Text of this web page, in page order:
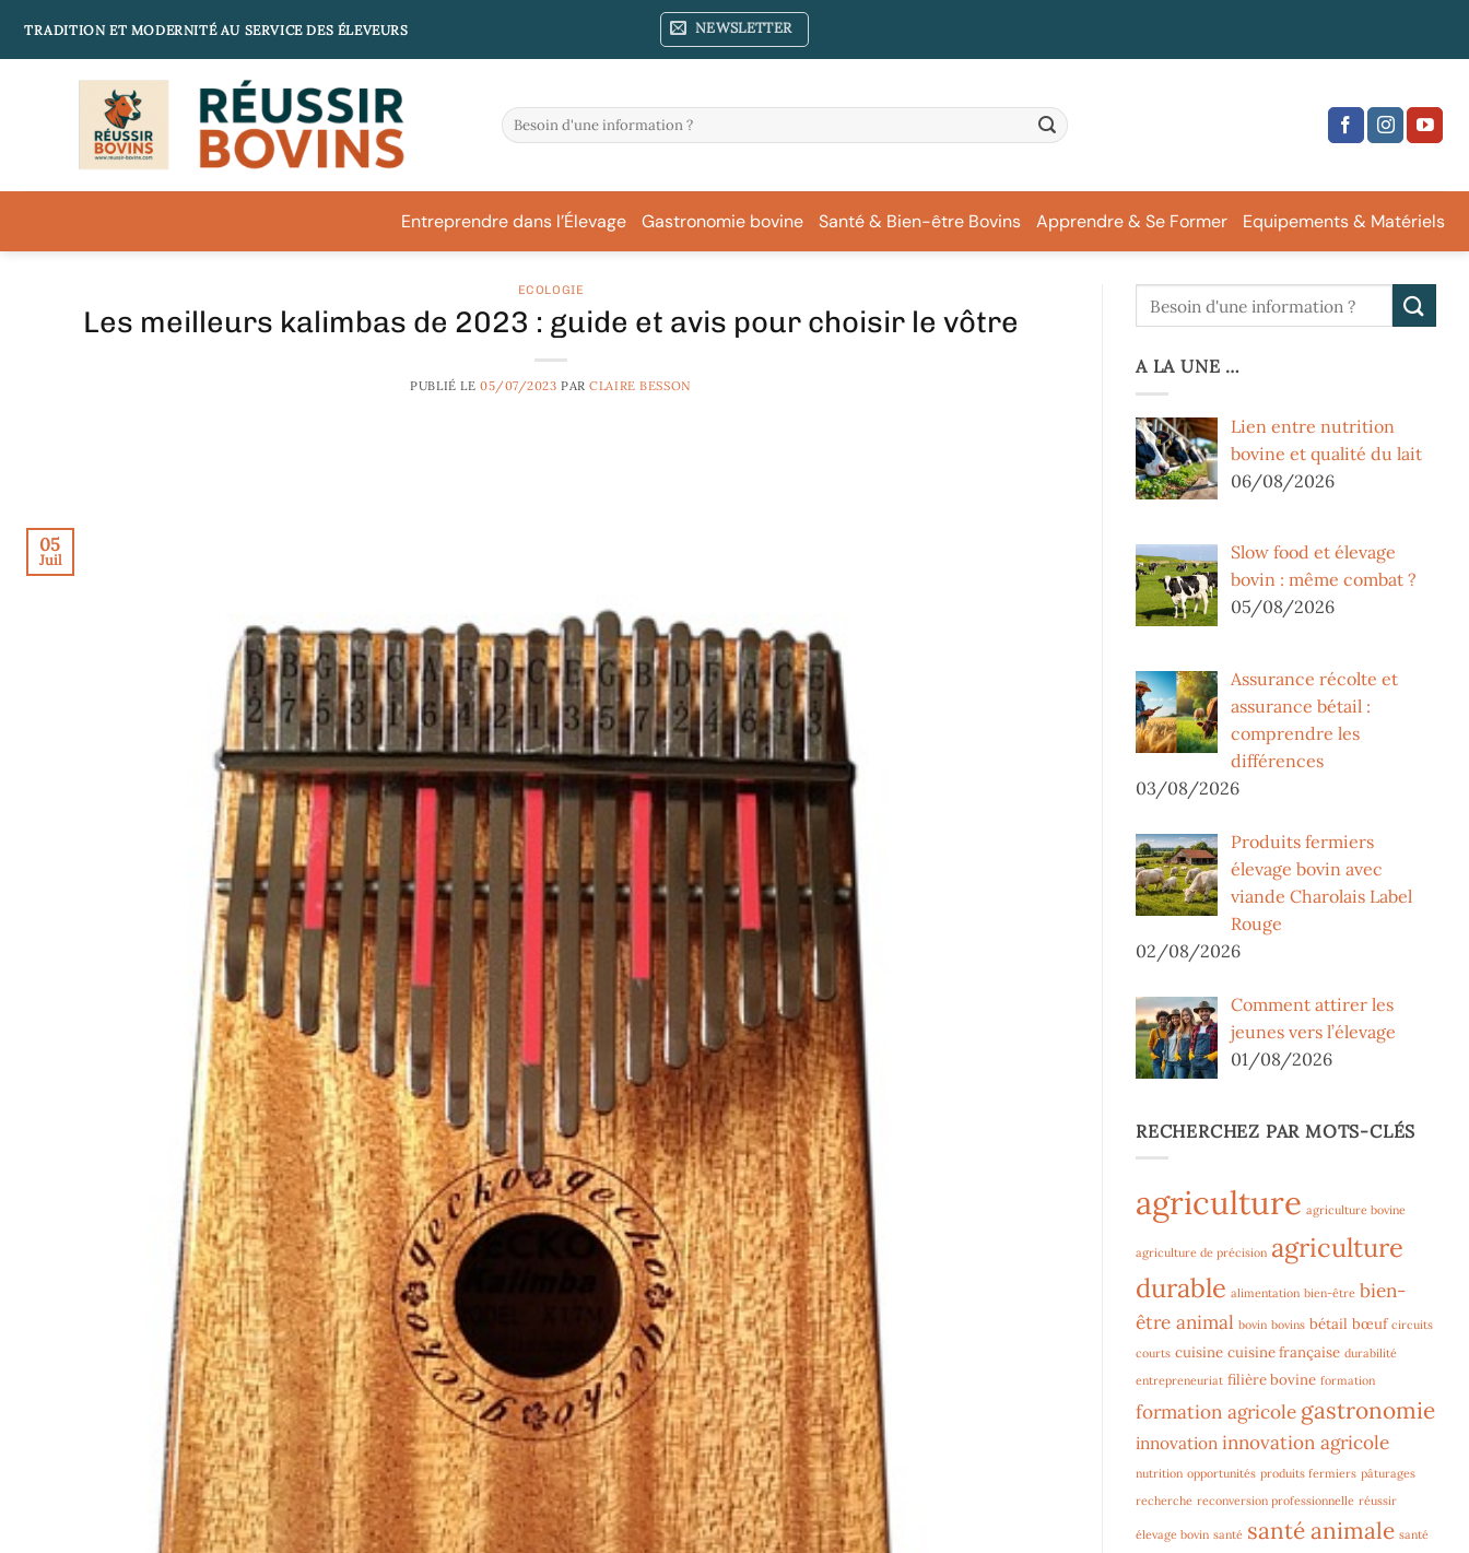
TRADITION ET MODERNITÉ AU SERVICE DES ÉLEVEURS NEWSLETTER
Entreprendre dans l’Élevage Gastronomie bovine Santé & Bien-être Bovins Apprendre & Se Former Equipements & Matériels
ECOLOGIE
Les meilleurs kalimbas de 2023 : guide et avis pour choisir le vôtre
PUBLIÉ LE 05/07/2023 PARCLAIRE BESSON
05
Juil
A LA UNE …
Lien entre nutrition
bovine et qualité du lait
06/08/2026
Slow food et élevage
bovin : même combat ?
05/08/2026
Assurance récolte et
assurance bétail :
comprendre les
différences
03/08/2026
Produits fermiers
élevage bovin avec
viande Charolais Label
Rouge
02/08/2026
Comment attirer les
jeunes vers l’élevage
01/08/2026
RECHERCHEZ PAR MOTS-CLÉS
agriculture agriculture bovine
agriculture de précision agriculture
durable alimentation bien-être bien-
être animal bovin bovins bétail bœuf circuits
courts cuisine cuisine française durabilité
entrepreneuriat filière bovine formation
formation agricole gastronomie
innovation innovation agricole
nutrition opportunités produits fermiers pâturages
recherche reconversion professionnelle réussir
élevage bovin santé santé animale santé